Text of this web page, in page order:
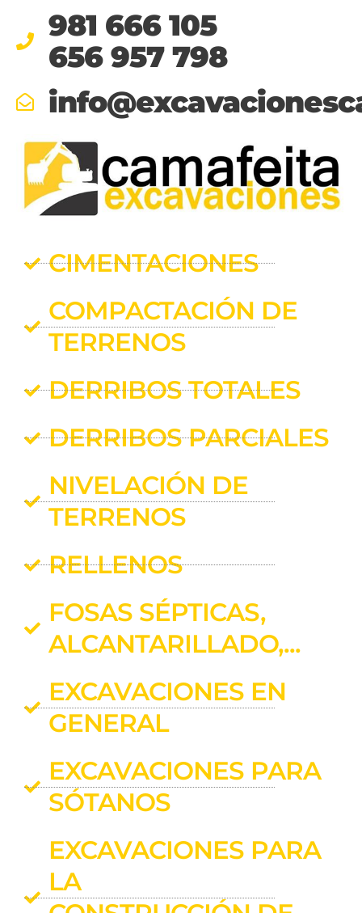
981 666 105
656 957 798
CIMENTACIONES
COMPACTACIÓN DE
TERRENOS
DERRIBOS TOTALES
DERRIBOS PARCIALES
NIVELACIÓN DE
TERRENOS
RELLENOS
FOSAS SÉPTICAS,
ALCANTARILLADO,...
EXCAVACIONES EN
GENERAL
EXCAVACIONES PARA
SÓTANOS
EXCAVACIONES PARA
LA